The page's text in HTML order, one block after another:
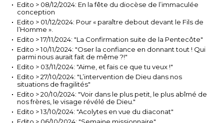
Edito > 08/12/2024: En la fête du diocèse de l’immaculée
conception
Edito > 01/12/2024: Pour « paraître debout devant le Fils de
l’Homme ».
Edito > 17/11/2024: "La Confirmation suite de la Pentecôte"
Edito > 10/11/2024: "Oser la confiance en donnant tout ! Qui
parmi nous aurait fait de même ?!"
Edito > 03/11/2024: "Aime, et fais ce que tu veux !"
Edito > 27/10/2024: "L’intervention de Dieu dans nos
situations de fragilités"
Edito > 20/10/2024: "Voir dans le plus petit, le plus abîmé de
nos frères, le visage révélé de Dieu."
Edito > 13/10/2024: "Acolytes en vue du diaconat"